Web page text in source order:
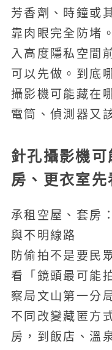
芳香劑、時鐘或
靠肉眼完全防堵
入高度隱私空間
可以先做。到底
攝影機可能藏在
電筒、偵測器又
針孔攝影機
房、更衣室
承租空屋、套房
與不明線路
防偷拍不是要民
看「鏡頭最可能
察局文山第一分
不同改變藏匿方
房，到飯店、溫